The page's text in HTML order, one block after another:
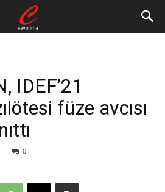
IDEF’21
füze avcısı
0